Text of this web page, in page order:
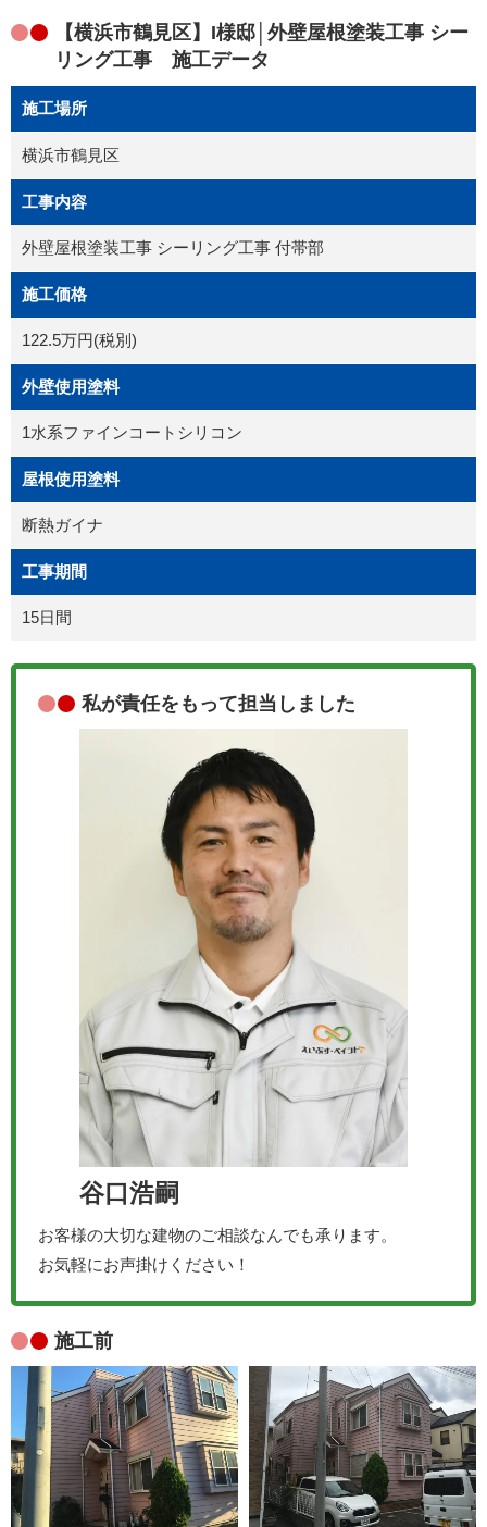
【横浜市鶴見区】I様邸│外壁屋根塗装工事 シー
リング工事 施工データ
施工場所
横浜市鶴見区
工事内容
外壁屋根塗装工事 シーリング工事 付帯部
施工価格
122.5万円(税別)
外壁使用塗料
1水系ファインコートシリコン
屋根使用塗料
断熱ガイナ
工事期間
15日間
私が責任をもって担当しました
谷口浩嗣
お客様の大切な建物のご相談なんでも承ります。
お気軽にお声掛けください！
施工前